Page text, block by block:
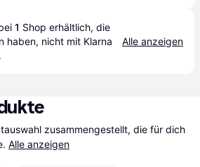
1 Shop erhältlich, die
haben, nicht mit Klarna
Alle anzeigen
zusammengestellt, die für dich
Alle anzeigen